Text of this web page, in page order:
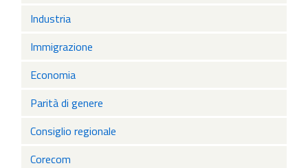
Industria
Immigrazione
Economia
Parità di genere
Consiglio regionale
Corecom